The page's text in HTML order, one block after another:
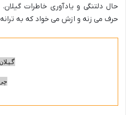
حال دلتنگی و یادآوری خاطرات گیلان.
حرف می زنه و ازش می خواد که به